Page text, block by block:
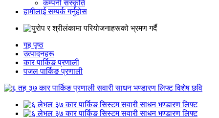
कम्पनी संस्कृति
हामीलाई सम्पर्क गर्नुहोस
गृह पृष्ठ
उत्पादनहरू
कार पार्किङ प्रणाली
पजल पार्किङ प्रणाली